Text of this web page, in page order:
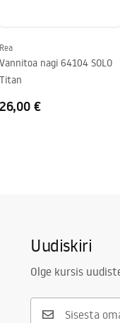
Rea
Vannitoa nagi 64104 SOLO
Titan
26,00 €
Uudiskiri
Olge kursis